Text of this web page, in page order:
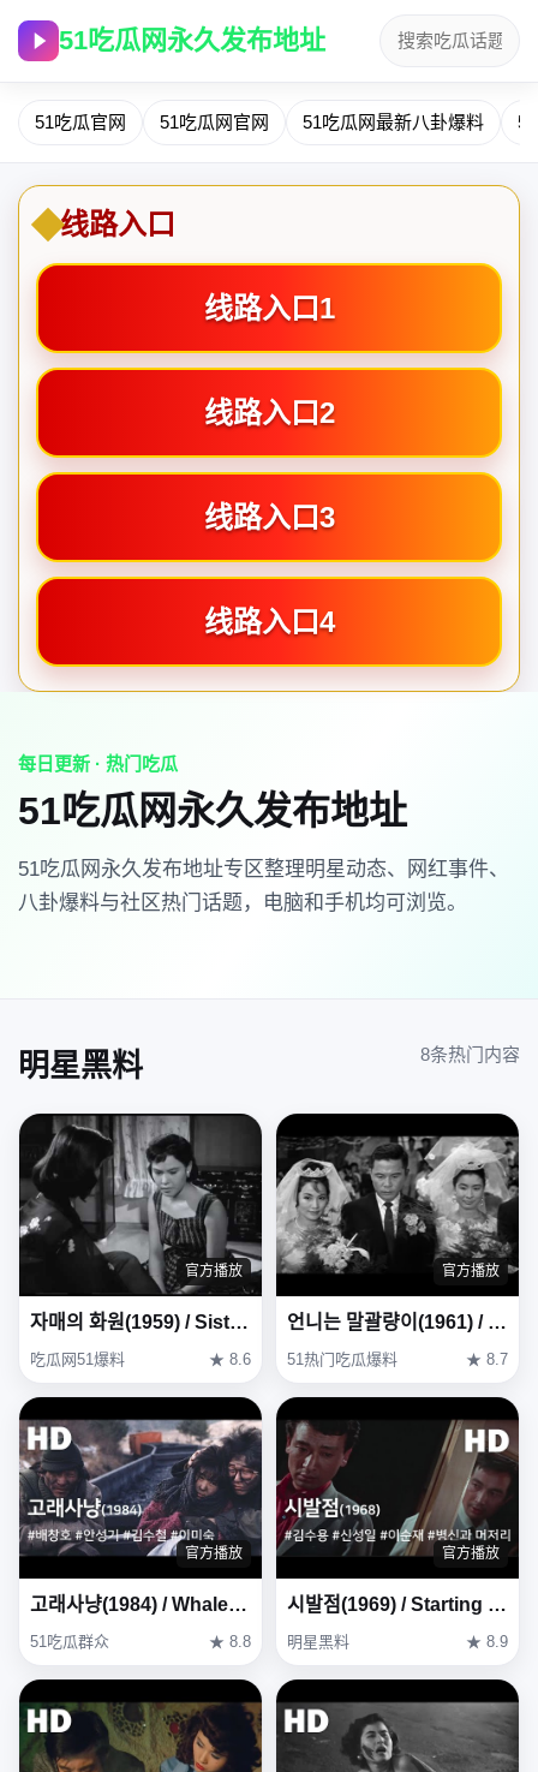
51吃瓜网永久发布地址
51吃瓜官网 51吃瓜网官网 51吃瓜网最新八卦爆料
线路入口
线路入口1
线路入口2
线路入口3
线路入口4
每日更新 · 热门吃瓜
51吃瓜网永久发布地址
51吃瓜网永久发布地址专区整理明星动态、网红事件、
八卦爆料与社区热门话题，电脑和手机均可浏览。
明星黑料 8条热门内容
官方播放
자매의 화원(1959) / Sisters' Garden (Jamaeui Hwawon)
吃瓜网51爆料 ★ 8.6
官方播放
언니는 말괄량이(1961) / My Sister Is a Hussy ( Eonni-neun Malgwallyang-i )
51热门吃瓜爆料 ★ 8.7
官方播放
고래사냥(1984) / Whale Hunting (Goraesanyang)
51吃瓜群众 ★ 8.8
官方播放
시발점(1969) / Starting Point (Sibaljeom)
明星黑料 ★ 8.9